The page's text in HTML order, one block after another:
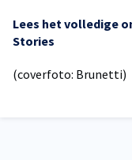
Lees het volledige
Stories
(coverfoto: Brunetti)